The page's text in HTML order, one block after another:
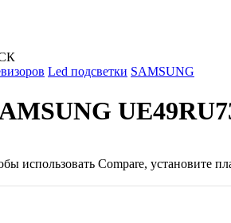
Led подсветки SAMSUNG
использовать Compare, установите